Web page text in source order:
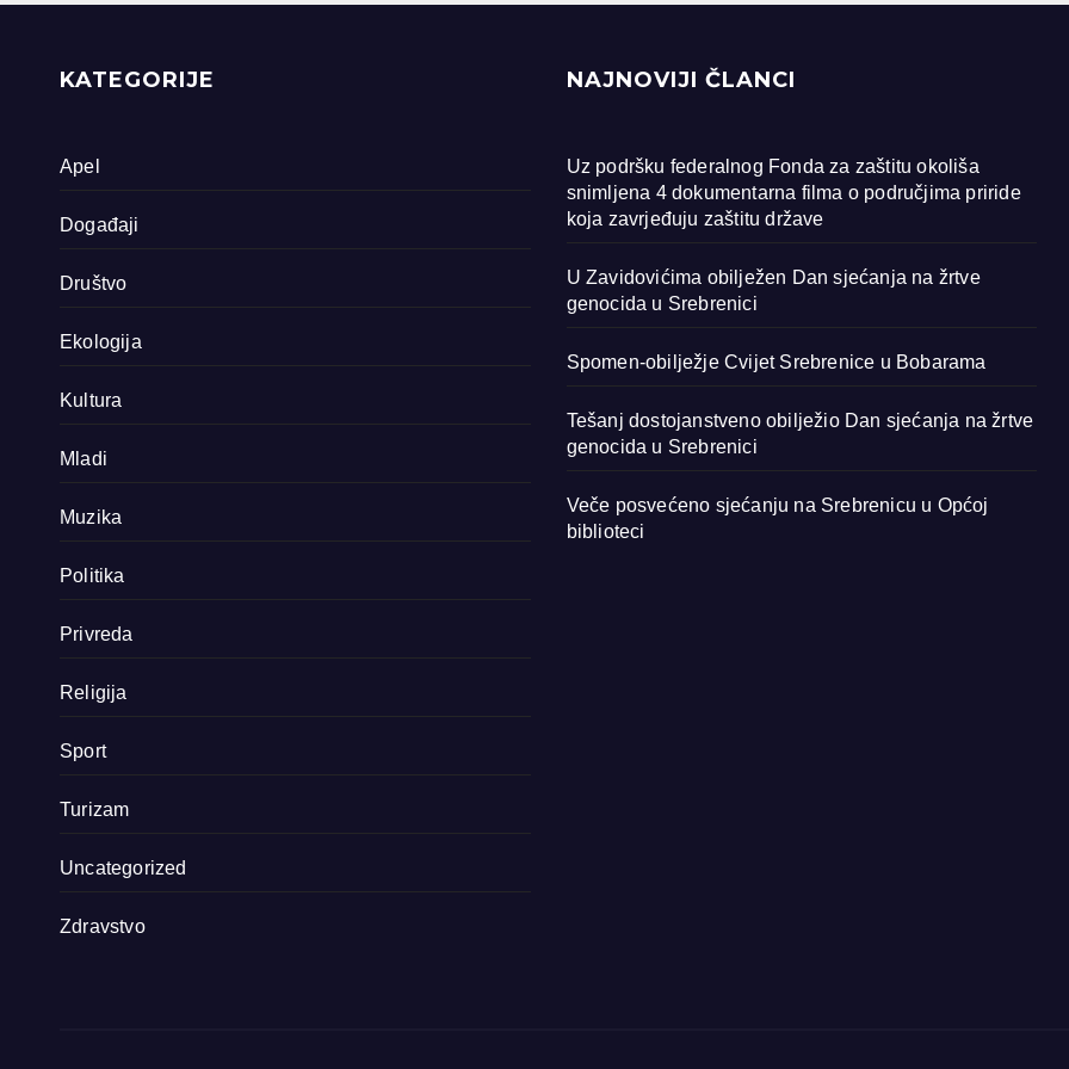
priride koja
države
KATEGORIJE
Apel
Događaji
Društvo
Ekologija
Kultura
Mladi
Muzika
Politika
Privreda
Religija
Sport
Turizam
Uncategorized
Zdravstvo
NAJNOVIJI ČLANCI
Uz podršku federalnog Fonda za zaštitu okoliša
snimljena 4 dokumentarna filma o područjima priride
koja zavrjeđuju zaštitu države
U Zavidovićima obilježen Dan sjećanja na žrtve
genocida u Srebrenici
Spomen-obilježje Cvijet Srebrenice u Bobarama
Tešanj dostojanstveno obilježio Dan sjećanja na žrtve
genocida u Srebrenici
Veče posvećeno sjećanju na Srebrenicu u Općoj
biblioteci